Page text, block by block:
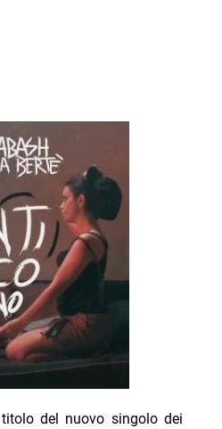
del nuovo singolo dei